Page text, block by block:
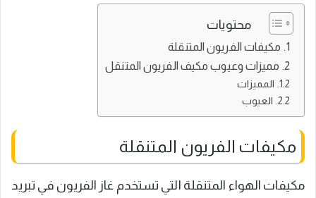
محتويات
مكيفات الفريون المتنقلة
مميزات وعيوب مكيف الفريون المتنقل
المميزات
العيوب
مكيفات الفريون المتنقلة
مكيفات الهواء المتنقلة التي تستخدم غاز الفريون في تبريد